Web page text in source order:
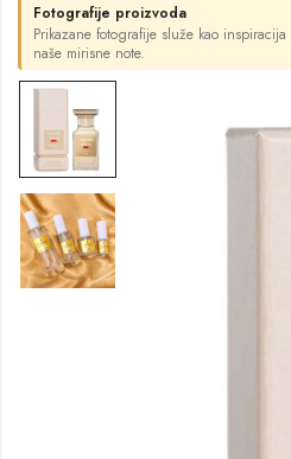
Fotografije proizvoda
Prikazane fotografije služe kao
naše mirisne note.